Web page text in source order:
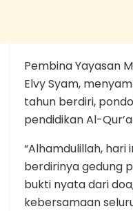
Pembina Yayasan
Elvy Syam,
tahun berdiri,
pendidikan Al-
“Alhamdulillah, hari
berdirinya gedung
bukti nyata dari
kebersamaan